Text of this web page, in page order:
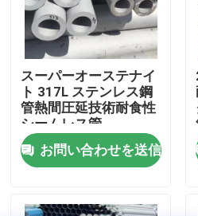
ビデオ
わたしたち に つい て
工場ツアー
品質管理
スーパーオーステナイ
ト 317L ステンレス鋼
管熱間圧延技術耐食性
シームレス管
お問い合わせを送信